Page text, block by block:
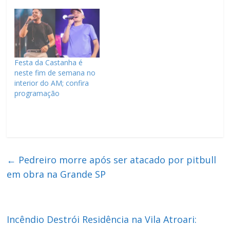
Festa da Castanha é
neste fim de semana no
interior do AM; confira
programação
← Pedreiro morre após ser atacado por pitbull
em obra na Grande SP
Incêndio Destrói Residência na Vila Atroari: